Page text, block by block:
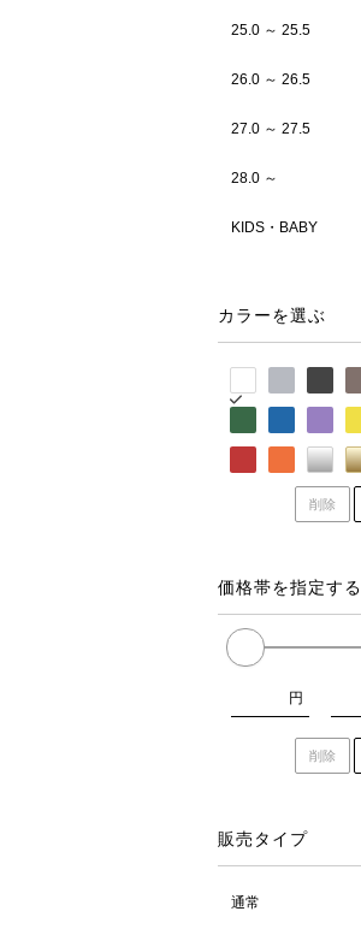
25.0 ～ 25.5
26.0 ～ 26.5
27.0 ～ 27.5
28.0 ～
KIDS・BABY
カラーを選ぶ
削除
価格帯を指定する
円
削除
販売タイプ
通常